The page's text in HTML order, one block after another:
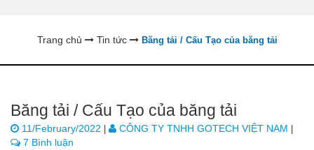
Trang chủ Tin tức Băng tải / Cấu Tạo của băng tải
Băng tải / Cấu Tạo của băng tải
11/February/2022 CÔNG TY TNHH GOTECH VIỆT NAM
7 Bình luận